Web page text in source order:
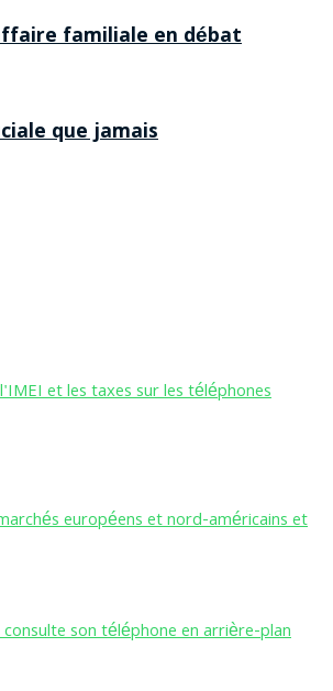
que jamais
familiale en débat